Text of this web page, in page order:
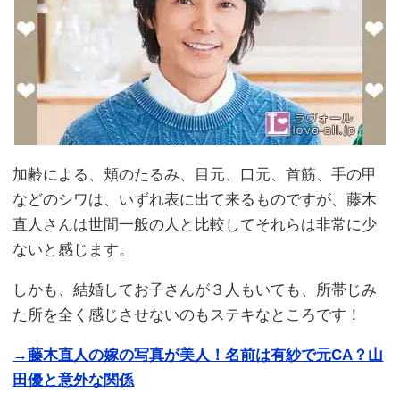
加齢による、頬のたるみ、目元、口元、首筋、手の甲
などのシワは、いずれ表に出て来るものですが、藤木
直人さんは世間一般の人と比較してそれらは非常に少
ないと感じます。
しかも、結婚してお子さんが３人もいても、所帯じみ
た所を全く感じさせないのもステキなところです！
→藤木直人の嫁の写真が美人！名前は有紗で元CA？山
田優と意外な関係